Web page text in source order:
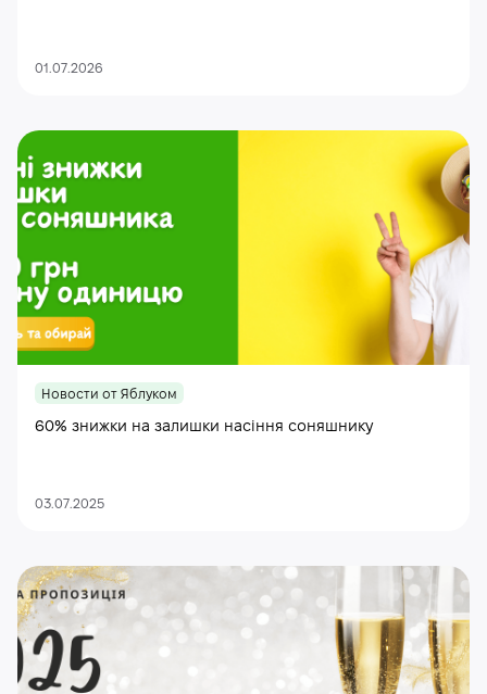
01.07.2026
Новости от Яблуком
60% знижки на залишки насіння соняшнику
03.07.2025